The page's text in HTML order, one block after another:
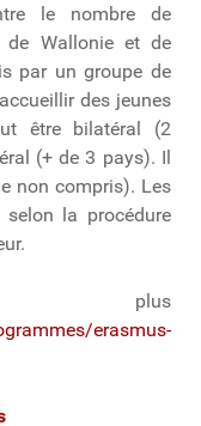
le nombre de
de Wallonie et de
par un groupe de
des jeunes
être bilatéral (2
(+ de 3 pays). Il
non compris). Les
la procédure
plus
erasmus-